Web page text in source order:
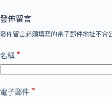
發佈留言
發佈留言必須填寫的電子郵件地址不會
名稱 *
電子郵件 *